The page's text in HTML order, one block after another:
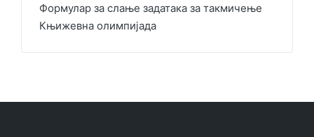
Формулар за слање задатака за такмичење
Књижевна олимпијада